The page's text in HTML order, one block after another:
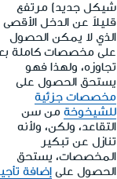
شيكل جديد) مرتفع
قليلاً عن الدخل الأقصى
الذي لا يمكن الحصول
على مخصصات كاملة
تجاوزه، ولهذا فهو
يستحق الحصول على
مخصصات جزئية
للشيخوخة من سن
التقاعد، ولكن، ولأنه
تنازل عن تبكير
المخصصات، يستحق
الحصول على إضافة